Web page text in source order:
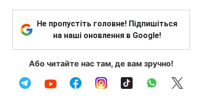
Не пропустіть головне! Підпишіться
на наші оновлення в Google!
Або читайте нас там, де вам зручно!